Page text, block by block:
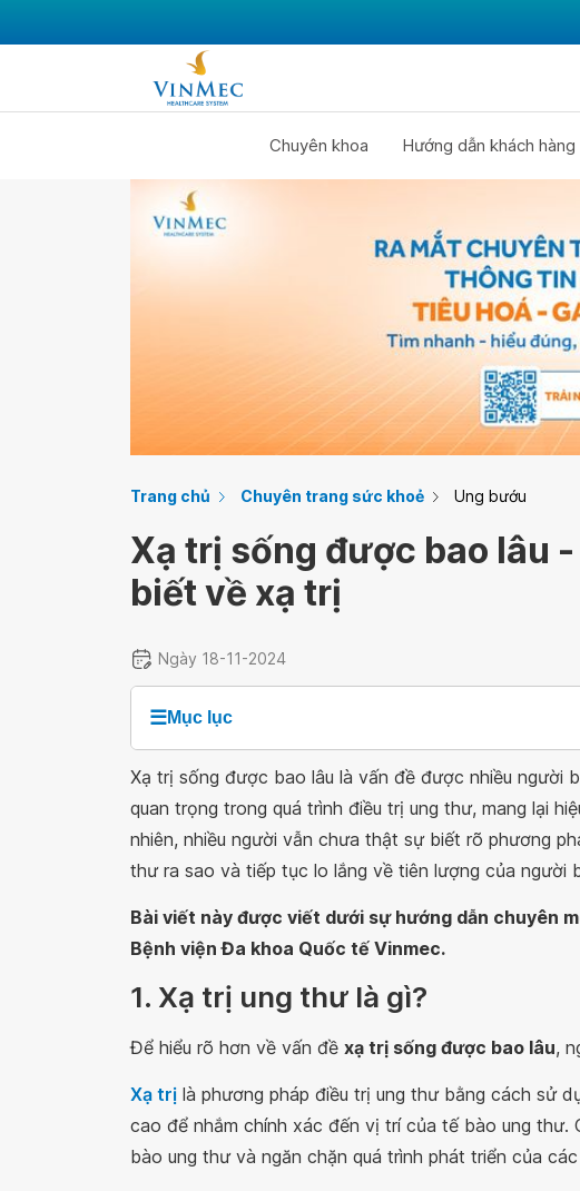
Chuyên khoa Hướng dẫn khách hàng
Trang chủ Chuyên trang sức khoẻ Ung bướu
Xạ trị sống được bao lâu
biết về xạ trị
Ngày 18-11-2024
☰Mục lục
Xạ trị sống được bao lâu là vấn đề được nhiều người
quan trọng trong quá trình điều trị ung thư, mang lại
nhiên, nhiều người vẫn chưa thật sự biết rõ phương
thư ra sao và tiếp tục lo lắng về tiên lượng của người
Bài viết này được viết dưới sự hướng dẫn chuyên
Bệnh viện Đa khoa Quốc tế Vinmec.
1. Xạ trị ung thư là gì?
Để hiểu rõ hơn về vấn đề xạ trị sống được bao lâu,
Xạ trị là phương pháp điều trị ung thư bằng cách sử
cao để nhắm chính xác đến vị trí của tế bào ung
bào ung thư và ngăn chặn quá trình phát triển của